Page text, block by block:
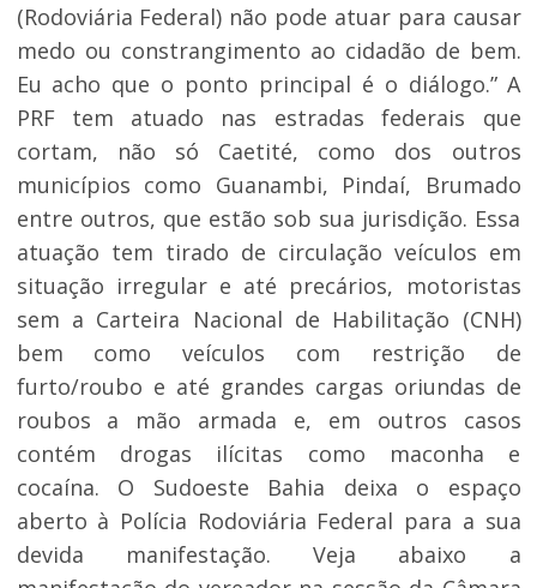
(Rodoviária Federal) não pode atuar para causar
medo ou constrangimento ao cidadão de bem.
Eu acho que o ponto principal é o diálogo.” A
PRF tem atuado nas estradas federais que
cortam, não só Caetité, como dos outros
municípios como Guanambi, Pindaí, Brumado
entre outros, que estão sob sua jurisdição. Essa
atuação tem tirado de circulação veículos em
situação irregular e até precários, motoristas
sem a Carteira Nacional de Habilitação (CNH)
bem como veículos com restrição de
furto/roubo e até grandes cargas oriundas de
roubos a mão armada e, em outros casos
contém drogas ilícitas como maconha e
cocaína. O Sudoeste Bahia deixa o espaço
aberto à Polícia Rodoviária Federal para a sua
devida manifestação. Veja abaixo a